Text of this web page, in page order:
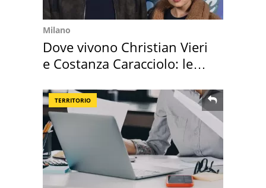
Milano
Dove vivono Christian Vieri
e Costanza Caracciolo: le
TERRITORIO